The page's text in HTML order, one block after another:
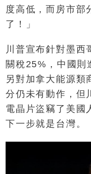
度高低，而房市部
了！」
川普宣布針對墨西
關稅25%，中國則
另對加拿大能源類
分仍未有動作，但
電晶片盜竊了美國
下一步就是台灣。